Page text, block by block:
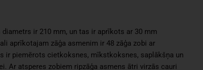
ir 210 mm, un tas ir aprīkots ar 30 mm
aprīkotajam zāģa asmenim ir 48 zāģa zobi ar
ir piemērots cietkoksnes, mīkstkoksnes, saplākšņa un
Ar atsperes zobiem ripzāģa asmens ātri virzās cauri